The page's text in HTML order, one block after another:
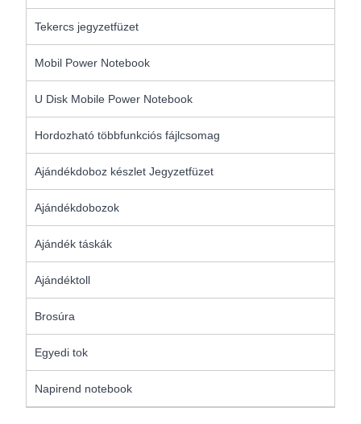
Tekercs jegyzetfüzet
Mobil Power Notebook
U Disk Mobile Power Notebook
Hordozható többfunkciós fájlcsomag
Ajándékdoboz készlet Jegyzetfüzet
Ajándékdobozok
Ajándék táskák
Ajándéktoll
Brosúra
Egyedi tok
Napirend notebook